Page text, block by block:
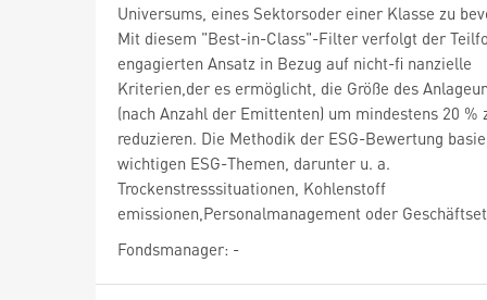
Universums, eines Sektorsoder einer Klasse zu
Mit diesem "Best-in-Class"-Filter verfolgt der
engagierten Ansatz in Bezug auf nicht-fi nanzielle
Kriterien,der es ermöglicht, die Größe des
(nach Anzahl der Emittenten) um mindestens 20 %
reduzieren. Die Methodik der ESG-Bewertung
wichtigen ESG-Themen, darunter u. a.
Trockenstresssituationen, Kohlenstoff
emissionen,Personalmanagement oder
Fondsmanager: -